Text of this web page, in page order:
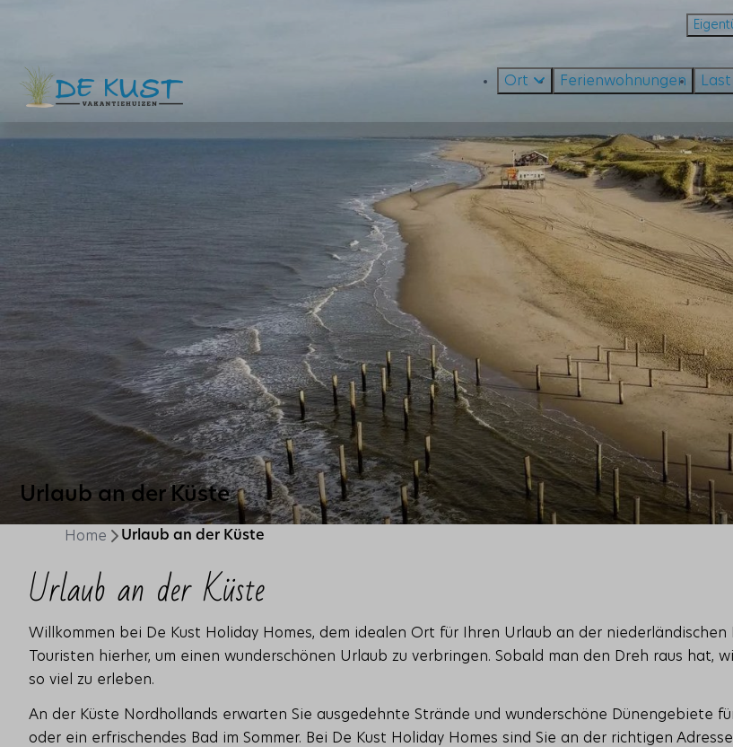
Ort Ferienwohnungen
Urlaub an der Küste
Home Urlaub an der Küste
Urlaub an der Küste
Willkommen bei De Kust Holiday Homes, dem idealen Ort für Ihren Urlaub an der
Touristen hierher, um einen wunderschönen Urlaub zu verbringen. Sobald man den Dreh raus hat,
so viel zu erleben.
An der Küste Nordhollands erwarten Sie ausgedehnte Strände und wunderschöne Dünengebiete
oder ein erfrischendes Bad im Sommer. Bei De Kust Holiday Homes sind Sie an der richtigen